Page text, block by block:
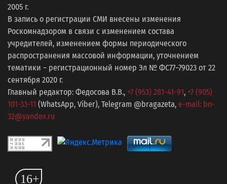
2005 г.
В запись о регистрации СМИ внесены изменения
Роскомнадзором в связи с изменением состава
учредителей, изменением формы периодического
распространения массовой информации, уточнением
тематики − регистрационный номер Эл № ФС77−79023 от 22
сентября 2020 г.
Главный редактор: Федосова В.В., +7 (953) 281-41-91, +7 (905)
101-33-11 (WhatsApp, Viber), Telegram @bragazeta, e-mail: bn-
32@yandex.ru
16+